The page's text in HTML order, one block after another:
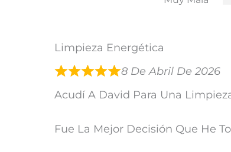
Limpieza Energética
8 De Abril De 2026
Acudí A David Para Una
Fue La Mejor Decisión Que He